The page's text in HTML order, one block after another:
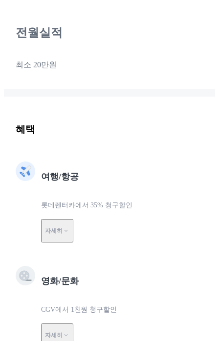
전월실적
최소 20만원
혜택
여행/항공
롯데렌터카에서 35% 청구할인
자세히
영화/문화
CGV에서 1천원 청구할인
자세히